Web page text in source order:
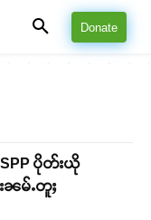
Donate
ပိုတ်းယို
ၼမ်ႉတူႈ